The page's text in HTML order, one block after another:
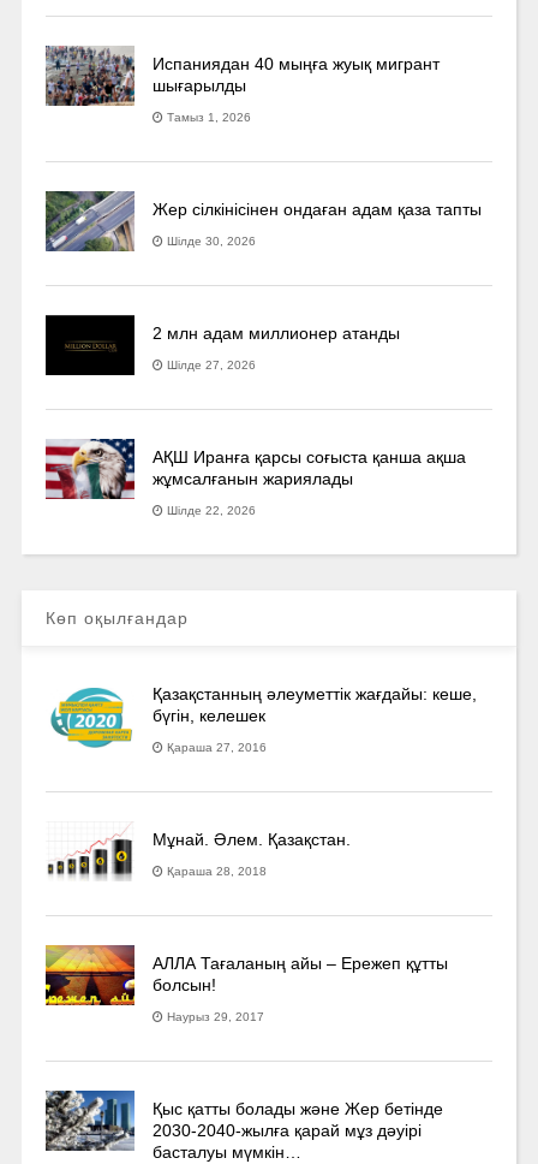
Испаниядан 40 мыңға жуық мигрант
шығарылды
Тамыз 1, 2026
Жер сілкінісінен ондаған адам қаза тапты
Шілде 30, 2026
2 млн адам миллионер атанды
Шілде 27, 2026
АҚШ Иранға қарсы соғыста қанша ақша
жұмсалғанын жариялады
Шілде 22, 2026
Көп оқылғандар
Қазақстанның әлеуметтік жағдайы: кеше,
бүгін, келешек
Қараша 27, 2016
Мұнай. Әлем. Қазақстан.
Қараша 28, 2018
АЛЛА Тағаланың айы – Ережеп құтты
болсын!
Наурыз 29, 2017
Қыс қатты болады және Жер бетінде
2030-2040­-жылға қарай мұз дәуірі
басталуы мүмкін…